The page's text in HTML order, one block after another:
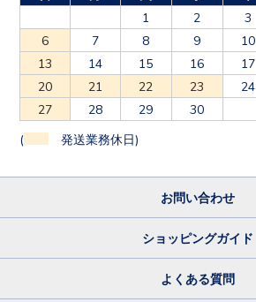
1
2 3
6
7 8 9 10
13
14 15 16 17
20
21 22 23 24
27
28 29 30
( 発送業務休日)
お問い合わせ
ショッピングガイド
よくある質問